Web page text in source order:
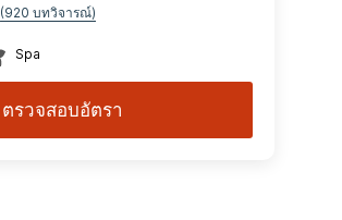
(920 บทวิจารณ์)
Spa
ตรวจสอบอัตรา